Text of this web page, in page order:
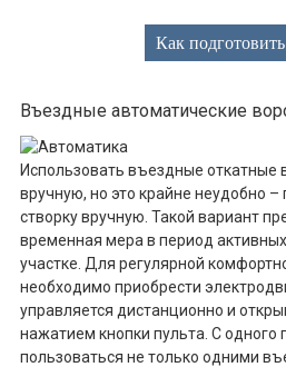
Как
Въездные автоматические
Использовать въездные откатные
вручную, но это крайне неудобно –
створку вручную. Такой вариант
временная мера в период
участке. Для регулярной
необходимо приобрести
управляется дистанционно и
нажатием кнопки пульта. С одного
пользоваться не только одними